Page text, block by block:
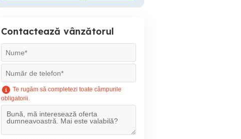
Contactează vânzătorul
Te rugăm să completezi toate câmpurile
obligatorii.